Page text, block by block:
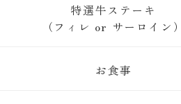
特選牛ステーキ
（フィレ or サーロイン）
お食事